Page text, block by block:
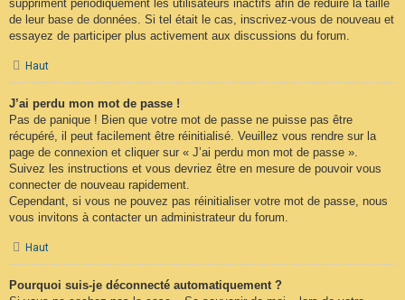
suppriment périodiquement les utilisateurs inactifs afin de réduire la taille
de leur base de données. Si tel était le cas, inscrivez-vous de nouveau et
essayez de participer plus activement aux discussions du forum.
Haut
J’ai perdu mon mot de passe !
Pas de panique ! Bien que votre mot de passe ne puisse pas être
récupéré, il peut facilement être réinitialisé. Veuillez vous rendre sur la
page de connexion et cliquer sur « J’ai perdu mon mot de passe ».
Suivez les instructions et vous devriez être en mesure de pouvoir vous
connecter de nouveau rapidement.
Cependant, si vous ne pouvez pas réinitialiser votre mot de passe, nous
vous invitons à contacter un administrateur du forum.
Haut
Pourquoi suis-je déconnecté automatiquement ?